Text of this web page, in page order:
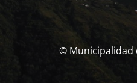
© Municipalidad